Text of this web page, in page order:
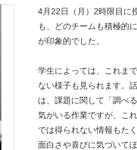
4月22日（月）2時限目に
も、どのチームも積極的
が印象的でした。
学生によっては、これま
ない様子も見られます。
は、課題に関して「調べ
気がいる作業ですが、こ
では得られない情報もた
面白さや喜びに気づいて